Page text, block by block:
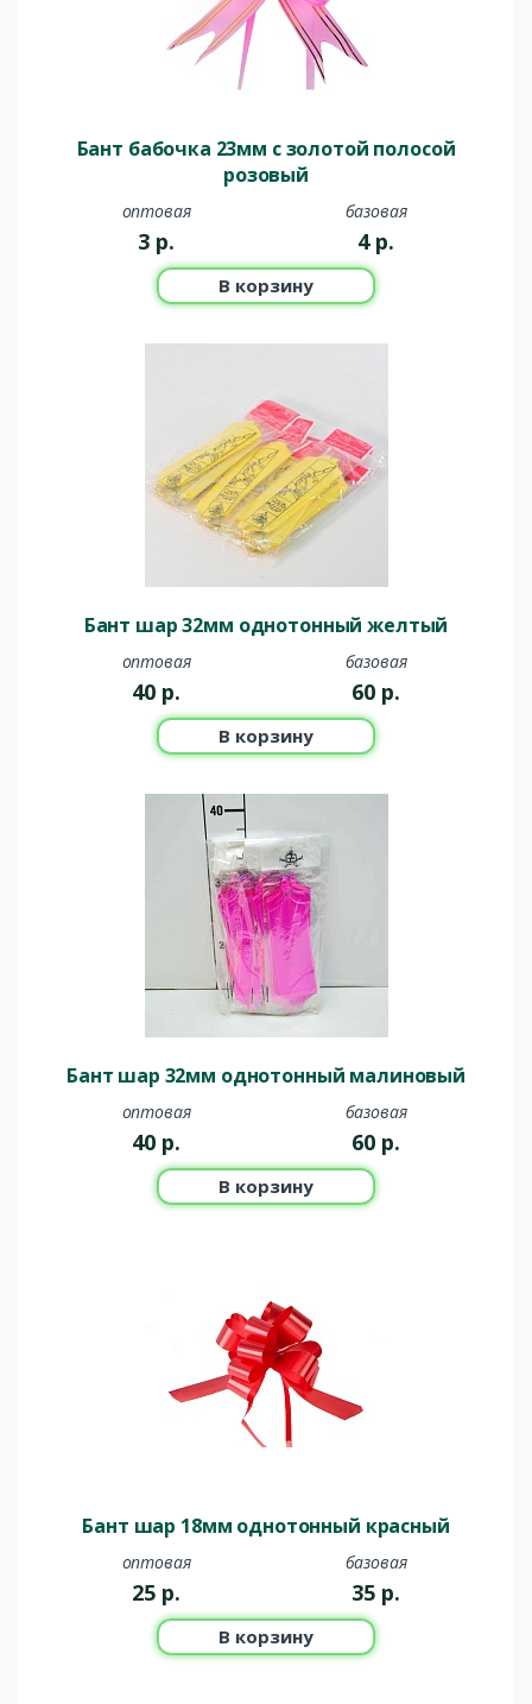
Бант бабочка 23мм с золотой полосой
розовый
оптовая
3 р.
базовая
4 р.
В корзину
Бант шар 32мм однотонный желтый
оптовая
40 р.
базовая
60 р.
В корзину
Бант шар 32мм однотонный малиновый
оптовая
40 р.
базовая
60 р.
В корзину
Бант шар 18мм однотонный красный
оптовая
25 р.
базовая
35 р.
В корзину